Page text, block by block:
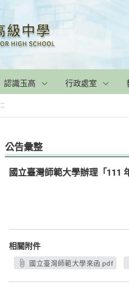
認識玉高 行政處室
:::
公告彙整
國立臺灣師範大學辦理「111
相關附件
國立臺灣師範大學來函.pdf